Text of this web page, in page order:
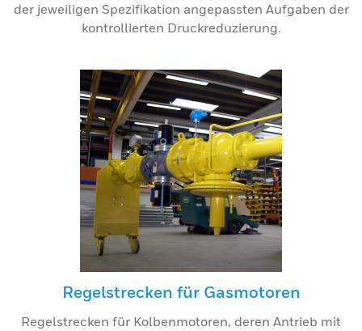
der jeweiligen Spezifikation angepassten Aufgaben der
kontrollierten Druckreduzierung.
Regelstrecken für Gasmotoren
Regelstrecken für Kolbenmotoren, deren Antrieb mit